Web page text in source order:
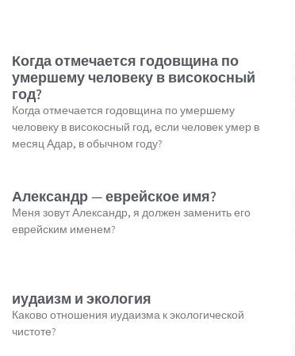
Когда отмечается годовщина по
умершему человеку в високосный
год?
Когда отмечается годовщина по умершему
человеку в високосный год, если человек умер в
месяц Адар, в обычном году?
Александр — еврейское имя?
Меня зовут Александр, я должен заменить его
еврейским именем?
иудаизм и экология
Каково отношения иудаизма к экологической
чистоте?